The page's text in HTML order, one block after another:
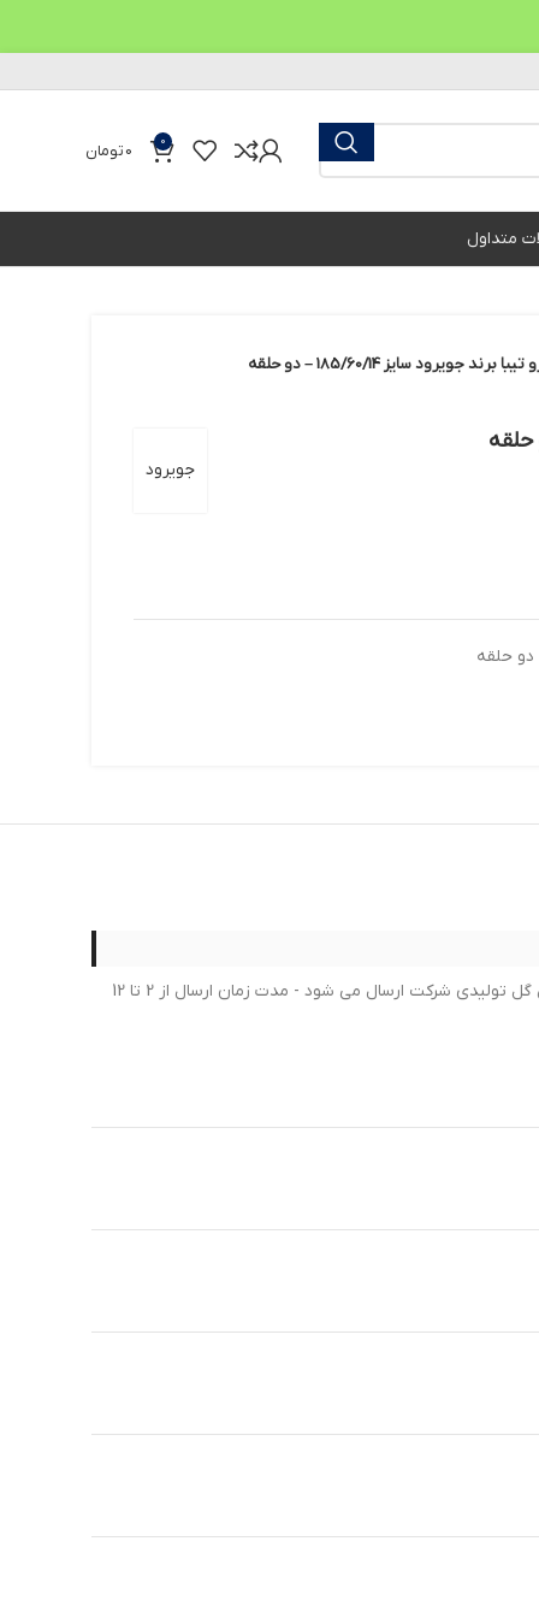
0
0تومان
متداول
جویرود سایز 185/60/14 – دو حلقه
جویرود
لطفا در خرید خود کمال دقت را داشته بعد از ثبت سفارش امکان لغو یا تغییر سفارش امکان پذیر نمی باشد - برای محصولات لاستیک جدیدترین گل تولیدی شرکت ارسال می شود - مدت زمان ارسال از 2 تا 12